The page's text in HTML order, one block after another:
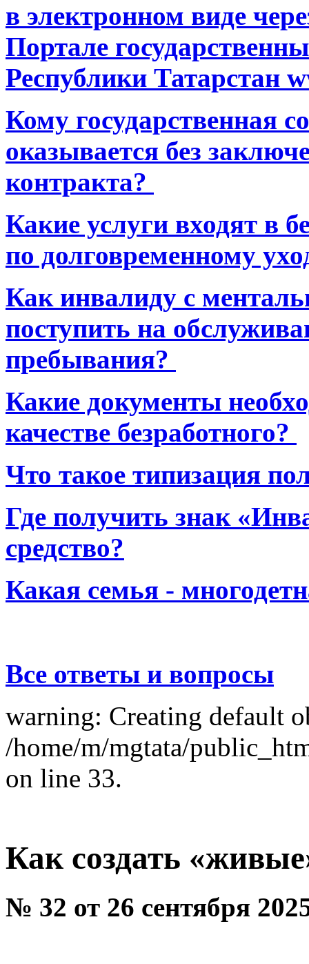
в электронном виде
Портале
Республики Татарстан
Кому государственная
оказывается без
контракта?
Какие услуги входят в
по долговременному
Как инвалиду с
поступить на
пребывания?
Какие документы
качестве безработного?
Что такое типизация
Где получить знак
средство?
Какая семья -
Все ответы и вопросы
warning: Creating default
/home/m/mgtata/
on line 33.
Как создать
№ 32 от 26 сентября